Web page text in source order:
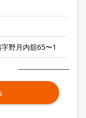
野月内舘65〜1